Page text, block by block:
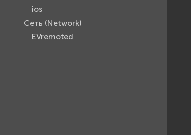
ios
Сеть (Network)
EVremoted